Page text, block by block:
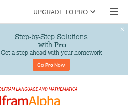
UPGRADE TO PRO
Step-by-Step Solutions
with Pro
Get a step ahead with your homework
Go Pro Now